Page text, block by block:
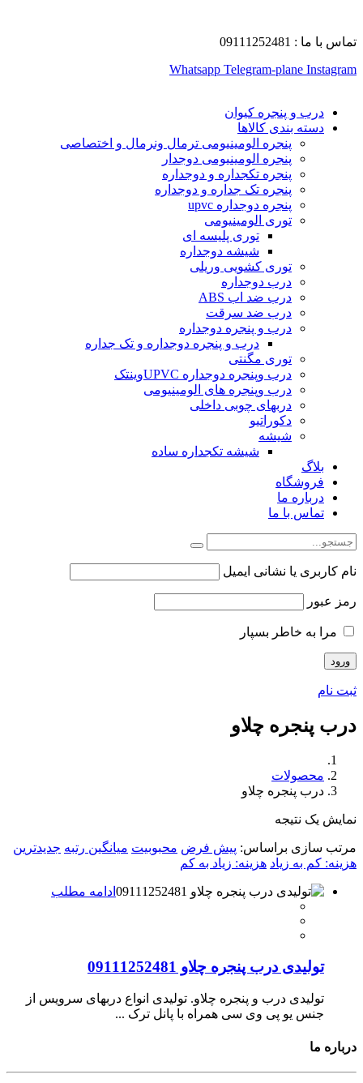
تماس با ما : 09111252481
Whatsapp Telegram-plane Instagram
درب و پنجره کیوان
دسته بندی کالاها
پنجره الومینیومی ترمال ونرمال و اختصاصی
پنجره الومینیومی دوجدار
پنجره تکجداره و دوجداره
پنجره تک جداره و دوجداره
پنجره دوجداره upvc
توری الومینیومی
توری پلیسه ای
شیشه دوجداره
توری کشویی وریلی
درب دوجداره
درب ضد اب ABS
درب ضد سرقت
درب و پنجره دوجداره
درب و پنجره دوجداره و تک جداره
توری مگنتی
درب وپنجره دوجداره UPVCوینتک
درب وپنجره های الومینیومی
دربهای چوبی داخلی
دکوراتیو
شیشه
شیشه تکجداره ساده
بلاگ
فروشگاه
درباره ما
تماس با ما
نام کاربری یا نشانی ایمیل
رمز عبور
مرا به خاطر بسپار
ثبت نام
درب پنجره چلاو
محصولات
درب پنجره چلاو
نمایش یک نتیجه
مرتب سازی براساس: پیش فرض محبوبیت میانگین رتبه جدیدترین
هزینه: کم به زیاد هزینه: زیاد به کم
ادامه مطلب
تولیدی درب پنجره چلاو 09111252481
تولیدی درب و پنجره چلاو. تولیدی انواع دربهای سرویس از
جنس یو پی وی سی همراه با پانل ترک ...
درباره ما